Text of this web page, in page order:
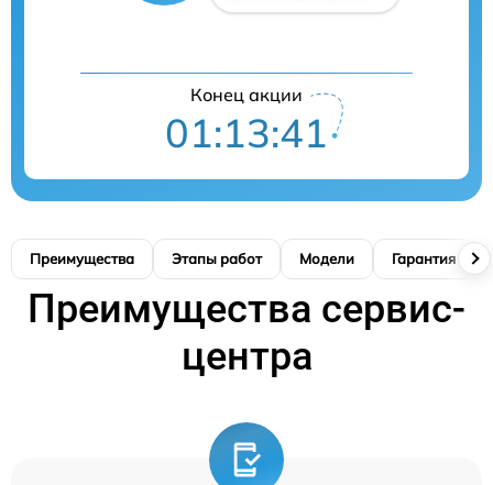
Конец акции
01:13:41
Преимущества Этапы работ Модели Гарантия
Преимущества сервис-
центра